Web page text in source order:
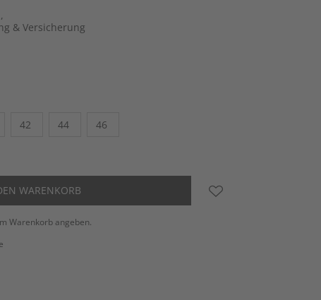
& Versicherung
42 44 46
WARENKORB
Warenkorb angeben.